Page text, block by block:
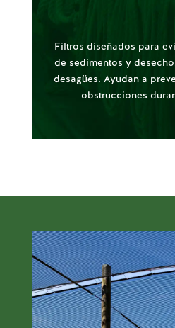
Filtros diseñados para
de sedimentos y
desagües. Ayudan a
obstrucciones